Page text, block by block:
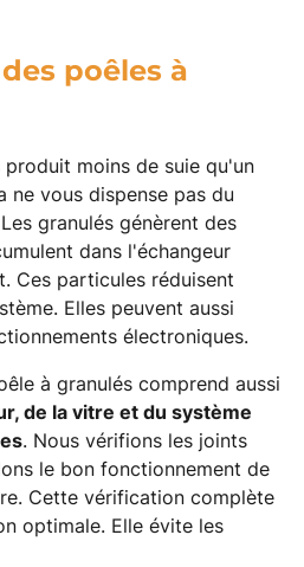
poêles à
moins de suie qu'un
ne vous dispense pas du
granulés génèrent des
dans l'échangeur
Ces particules réduisent
Elles peuvent aussi
électroniques.
à granulés comprend aussi
de la vitre et du système
. Nous vérifions les joints
le bon fonctionnement de
Cette vérification complète
optimale. Elle évite les